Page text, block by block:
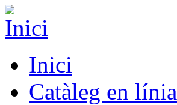
Inici
Catàleg en línia